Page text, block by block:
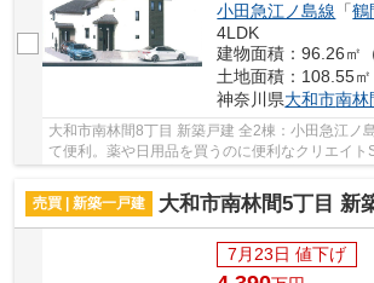
小田急江ノ島線 「鶴
4LDK
建物面積：96.26㎡
土地面積：108.55㎡
神奈川県大和市南林
大和市南林間8丁目 新築戸建 全2棟：小田急江ノ
て便利。薬や日用品を買うのに便利なクリエイト
売買 | 新築一戸建
大和市南林間5丁目 新
7月23日 値下げ